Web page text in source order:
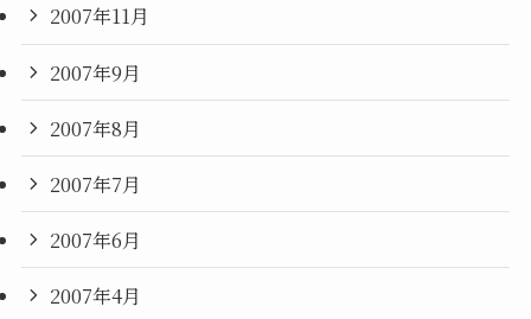
2007年11月
2007年9月
2007年8月
2007年7月
2007年6月
2007年4月